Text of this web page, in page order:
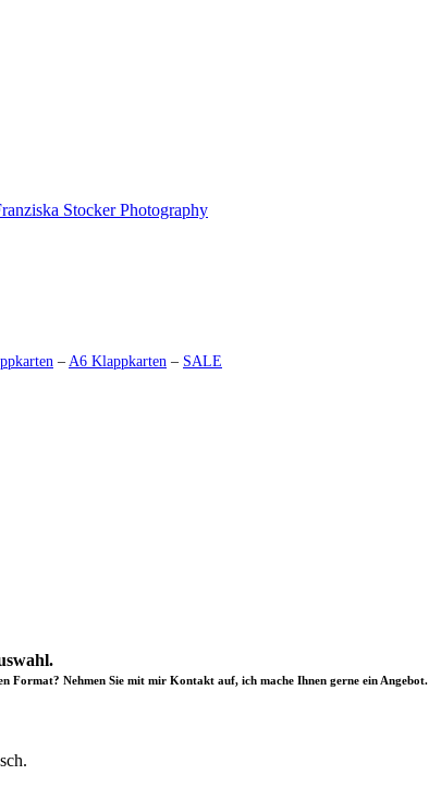
– A6 Klappkarten – SALE
Format? Nehmen Sie mit mir Kontakt auf, ich mache Ihnen gerne ein Angebot.